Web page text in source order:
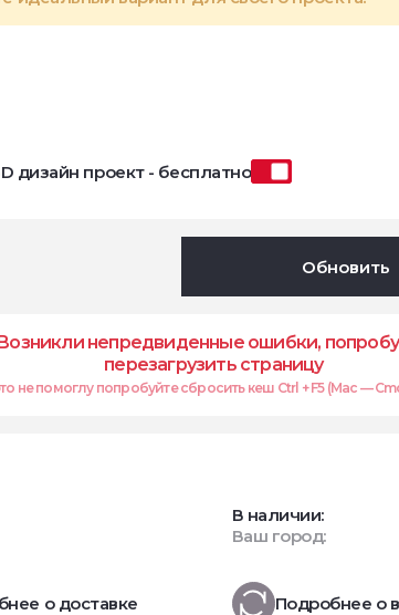
дизайн проект - бесплатно
Обновить
непредвиденные ошибки,
перезагрузить страницу
не помоглу попробуйте сбросить кеш Ctrl + F5 (Mac —
В наличии:
Ваш город:
о доставке Подробнее о